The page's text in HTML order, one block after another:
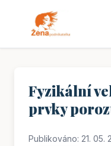
Fyzikální
prvky
Publikováno: 21. 05.